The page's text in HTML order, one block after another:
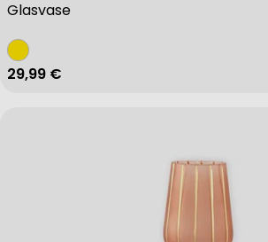
Glasvase
Regulärer Preis
29,99 €